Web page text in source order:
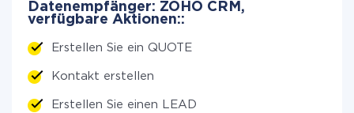
Datenempfänger: ZOHO CRM,
verfügbare Aktionen::
Erstellen Sie ein QUOTE
Kontakt erstellen
Erstellen Sie einen LEAD